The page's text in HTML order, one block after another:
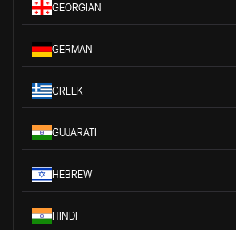
GEORGIAN
GERMAN
GREEK
GUJARATI
HEBREW
HINDI